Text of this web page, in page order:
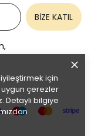
için
çerezler
Detaylı bilgiye
BİZE KATIL